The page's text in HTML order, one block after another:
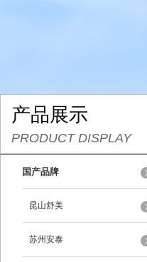
产品展示
PRODUCT DISPLAY
国产品牌
昆山舒美
苏州安泰